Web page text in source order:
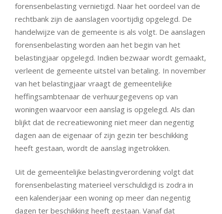
forensenbelasting vernietigd. Naar het oordeel van de
rechtbank zijn de aanslagen voortijdig opgelegd. De
handelwijze van de gemeente is als volgt. De aanslagen
forensenbelasting worden aan het begin van het
belastingjaar opgelegd. Indien bezwaar wordt gemaakt,
verleent de gemeente uitstel van betaling. In november
van het belastingjaar vraagt de gemeentelijke
heffingsambtenaar de verhuurgegevens op van
woningen waarvoor een aanslag is opgelegd. Als dan
blijkt dat de recreatiewoning niet meer dan negentig
dagen aan de eigenaar of zijn gezin ter beschikking
heeft gestaan, wordt de aanslag ingetrokken.
Uit de gemeentelijke belastingverordening volgt dat
forensenbelasting materieel verschuldigd is zodra in
een kalenderjaar een woning op meer dan negentig
dagen ter beschikking heeft gestaan. Vanaf dat